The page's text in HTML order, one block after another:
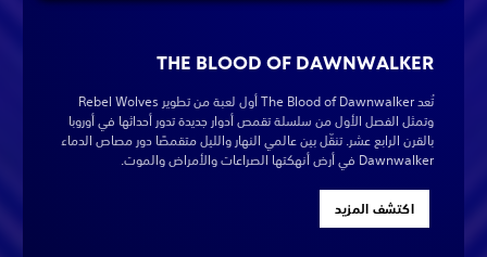
THE BLOOD OF DAWNWALKER
تُعد The Blood of Dawnwalker أول لعبة من تطوير Rebel Wolves
وتمثل الفصل الأول من سلسلة تقمص أدوار جديدة تدور أحداثها في أوروبا
بالقرن الرابع عشر. تنقّل بين عالمي النهار والليل متقمصًا دور مصاص الدماء
Dawnwalker في أرض أنهكتها الصراعات والأمراض والموت.
اكتشف المزيد